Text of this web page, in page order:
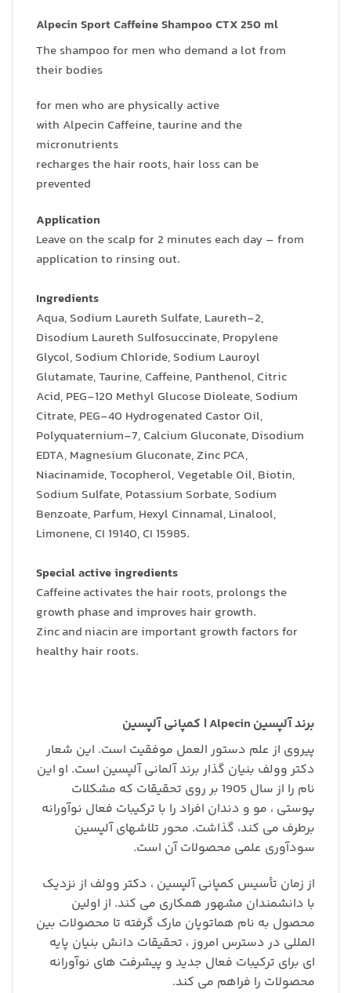
Alpecin Sport Caffeine Shampoo CTX 250 ml
The shampoo for men who demand a lot from
their bodies
for men who are physically active
with Alpecin Caffeine, taurine and the
micronutrients
recharges the hair roots, hair loss can be
prevented
Application
Leave on the scalp for 2 minutes each day – from
application to rinsing out.
Ingredients
Aqua, Sodium Laureth Sulfate, Laureth-2,
Disodium Laureth Sulfosuccinate, Propylene
Glycol, Sodium Chloride, Sodium Lauroyl
Glutamate, Taurine, Caffeine, Panthenol, Citric
Acid, PEG-120 Methyl Glucose Dioleate, Sodium
Citrate, PEG-40 Hydrogenated Castor Oil,
Polyquaternium-7, Calcium Gluconate, Disodium
EDTA, Magnesium Gluconate, Zinc PCA,
Niacinamide, Tocopherol, Vegetable Oil, Biotin,
Sodium Sulfate, Potassium Sorbate, Sodium
Benzoate, Parfum, Hexyl Cinnamal, Linalool,
Limonene, CI 19140, CI 15985.
Special active ingredients
Caffeine activates the hair roots, prolongs the
growth phase and improves hair growth.
Zinc and niacin are important growth factors for
healthy hair roots.
برند آلپسین Alpecin | کمپانی آلپسین
پیروی از علم دستور العمل موفقیت است. این شعار
دکتر وولف بنیان گذار برند آلمانی آلپسین است. او این
نام را از سال 1905 بر روی تحقیقات که مشکلات
پوستی ، مو و دندان افراد را با ترکیبات فعال نوآورانه
برطرف می کند، گذاشت. محور تلاشهای آلپسین
سودآوری علمی محصولات آن است.
از زمان تأسیس کمپانی آلپسین ، دکتر وولف از نزدیک
با دانشمندان مشهور همکاری می کند. از اولین
محصول به نام هماتوپان مارک گرفته تا محصولات بین
المللی در دسترس امروز ، تحقیقات دانش بنیان پایه
ای برای ترکیبات فعال جدید و پیشرفت های نوآورانه
محصولات را فراهم می کند.